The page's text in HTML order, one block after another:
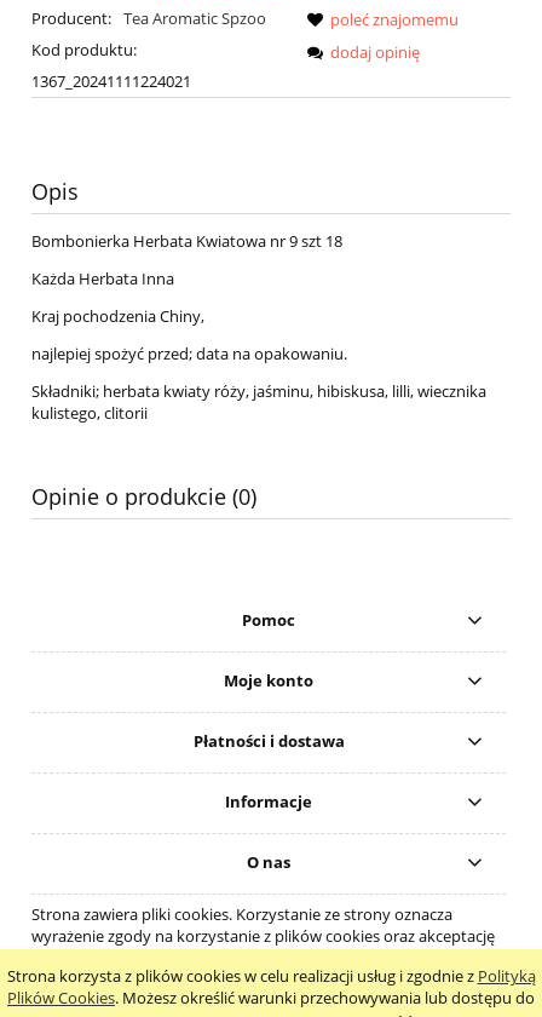
Strona korzysta z plików cookies w celu realizacji usług i zgodnie z Polityką
Plików Cookies. Możesz określić warunki przechowywania lub dostępu do
Producent: Tea Aromatic Spzoo
Kod produktu:
1367_20241111224021
poleć znajomemu
dodaj opinię
Opis
Bombonierka Herbata Kwiatowa nr 9 szt 18
Każda Herbata Inna
Kraj pochodzenia Chiny,
najlepiej spożyć przed; data na opakowaniu.
Składniki; herbata kwiaty róży, jaśminu, hibiskusa, lilli, wiecznika
kulistego, clitorii
Opinie o produkcie (0)
Pomoc
Moje konto
Płatności i dostawa
Informacje
O nas
Strona zawiera pliki cookies. Korzystanie ze strony oznacza
wyrażenie zgody na korzystanie z plików cookies oraz akceptację
pokaż pełną wersję strony